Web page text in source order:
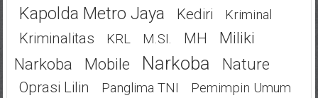
Kapolda Metro Jaya Kediri Kriminal
Kriminalitas KRL M.SI. MH
Miliki
Narkoba
Mobile Narkoba Nature
Oprasi Lilin Panglima TNI
Pemimpin Umum